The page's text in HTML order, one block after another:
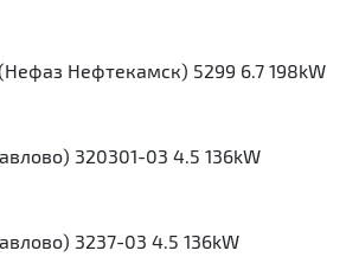
Нефтекамск) 5299 6.7 198kW
320301-03 4.5 136kW
3237-03 4.5 136kW